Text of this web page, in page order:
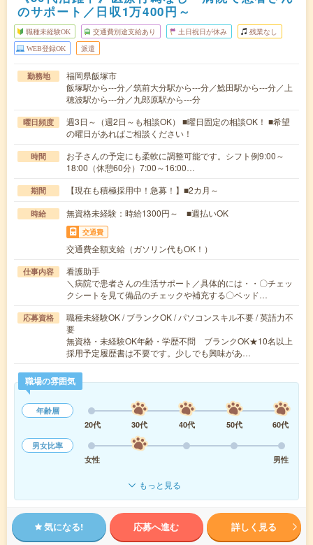
のサポート／日収1万400円～
職種未経験OK 交通費別途支給あり 土日祝日が休み 残業なし
WEB登録OK 派遣
勤務地
福岡県飯塚市
飯塚駅から---分／筑前大分駅から---分／鯰田駅から---分／上
穂波駅から---分／九郎原駅から---分
曜日頻度
週3日～（週2日～も相談OK） ■曜日固定の相談OK！ ■希望
の曜日があればご相談ください！
時間
お子さんの予定にも柔軟に調整可能です。シフト例9:00～
18:00（休憩60分）7:00～16:00…
期間 【現在も積極採用中！急募！】■2カ月～
時給 無資格未経験：時給1300円～ ■週払いOK
交通費
交通費全額支給（ガソリン代もOK！）
仕事内容
看護助手
＼病院で患者さんの生活サポート／具体的には・・〇チェッ
クシートを見て備品のチェックや補充する〇ベッド…
応募資格
職種未経験OK / ブランクOK / パソコンスキル不要 / 英語力不
要
無資格・未経験OK年齢・学歴不問 ブランクOK★10名以上
採用予定履歴書は不要です。少しでも興味があ…
職場の雰囲気
年齢層
20代
30代 40代 50代
60代
男女比率
女性
男性
もっと見る
気になる! 応募へ進む 詳しく見る